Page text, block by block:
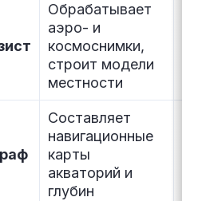
Обрабатывает
аэро- и
космоснимки,
строит модели
местности
Составляет
навигационные
карты
акваторий и
глубин